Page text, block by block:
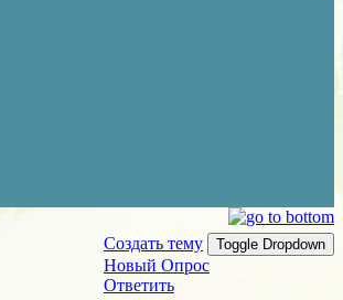
Создать тему
Toggle Dropdown
Новый Опрос
Ответить